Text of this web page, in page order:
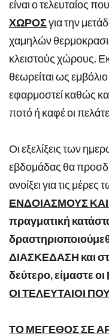
είναι ο τελευταίος
ΧΩΡΟΣγια την
χαμηλών
κλειστούς χώρους.
θεωρείται ως εμβόλιο
εφαρμοστεί καθώς
ποτό ή καφέ οι
Οι εξελίξεις των
εβδομάδας θα
ανοίξει για τις
ΕΝΔΟΙΑΣΜΟΥΣ
πραγματική
ΔΙΑΣΚΕΔΑΣΗ και
δεύτερο, είμαστε οι
ΟΙ ΤΕΛΕΥΤΑΙΟΙ
ΤΟ ΜΕΓΕΘΟΣ ΣΕ